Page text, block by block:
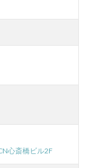
心斎橋ビル2F